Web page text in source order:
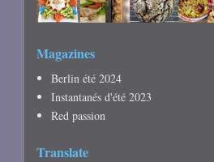
Magazines
Berlin été 2024
Instantanés d'été 2023
Red passion
Translate